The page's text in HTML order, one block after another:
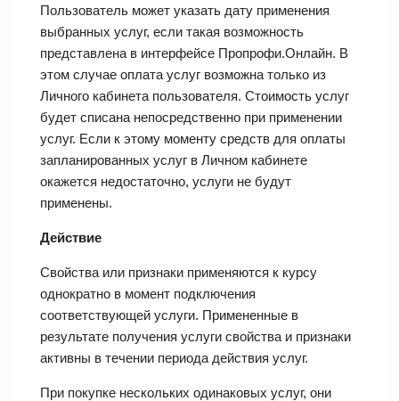
Пользователь может указать дату применения
выбранных услуг, если такая возможность
представлена в интерфейсе Пропрофи.Онлайн. В
этом случае оплата услуг возможна только из
Личного кабинета пользователя. Стоимость услуг
будет списана непосредственно при применении
услуг. Если к этому моменту средств для оплаты
запланированных услуг в Личном кабинете
окажется недостаточно, услуги не будут
применены.
Действие
Свойства или признаки применяются к курсу
однократно в момент подключения
соответствующей услуги. Примененные в
результате получения услуги свойства и признаки
активны в течении периода действия услуг.
При покупке нескольких одинаковых услуг, они